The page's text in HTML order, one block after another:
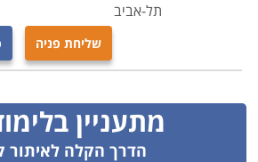
תל-אביב
שליחת פניה
מתעניין
הדרך הקלה לאיתור